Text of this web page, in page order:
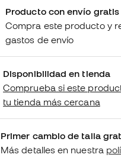
Producto con envío gratis
Compra este producto y
gastos de envío
Disponibilidad en tienda
Comprueba si este
tu tienda más cercana
Primer cambio de talla
Más detalles en nuestra